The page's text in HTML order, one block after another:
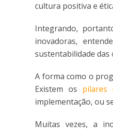
cultura positiva e
Integrando,
inovadoras,
sustentabilidade das
A forma como o
Existem os pilares
implementação, ou
Muitas vezes, a